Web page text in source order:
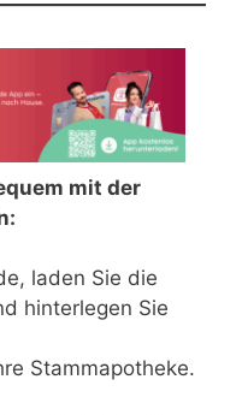
mit der
laden Sie die
hinterlegen Sie
Stammapotheke.